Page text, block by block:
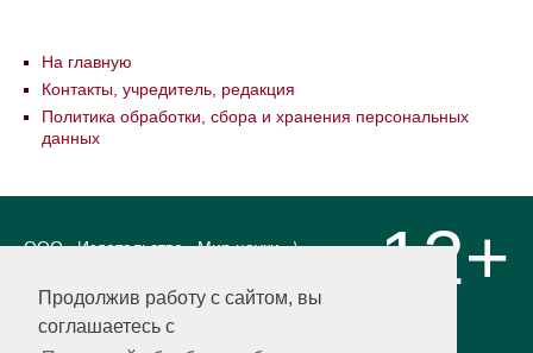
Продолжив работу с сайтом, вы
соглашаетесь с
На главную
Контакты, учредитель, редакция
Политика обработки, сбора и хранения персональных
данных
ООО «Издательство «Мир науки» \
LLC Материалы, размещенные на сайте,
охраняются Законом о защите авторских
прав. Публикация любых материалов
12+